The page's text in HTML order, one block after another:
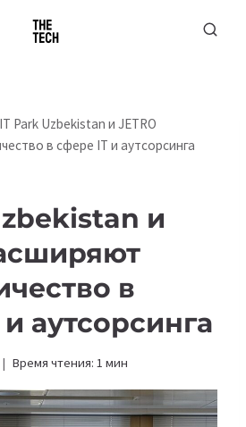
IT Park Uzbekistan и JETRO
в сфере IT и аутсорсинга
и
в
аутсорсинга
Время чтения: 1 мин